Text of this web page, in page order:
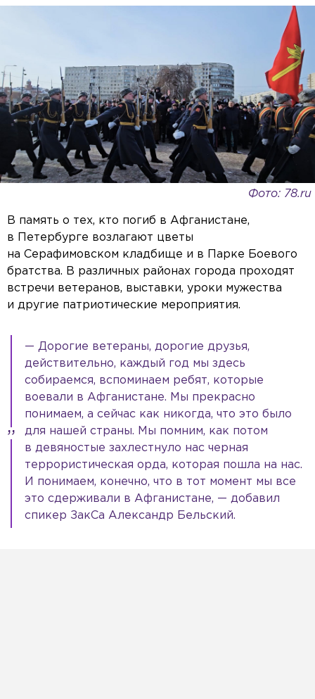
Фото: 78.ru
В память о тех, кто погиб в Афганистане,
в Петербурге возлагают цветы
на Серафимовском кладбище и в Парке Боевого
братства. В различных районах города проходят
встречи ветеранов, выставки, уроки мужества
и другие патриотические мероприятия.
— Дорогие ветераны, дорогие друзья,
действительно, каждый год мы здесь
собираемся, вспоминаем ребят, которые
воевали в Афганистане. Мы прекрасно
понимаем, а сейчас как никогда, что это было
для нашей страны. Мы помним, как потом
в девяностые захлестнуло нас черная
террористическая орда, которая пошла на нас.
И понимаем, конечно, что в тот момент мы все
это сдерживали в Афганистане, — добавил
спикер ЗакСа Александр Бельский.